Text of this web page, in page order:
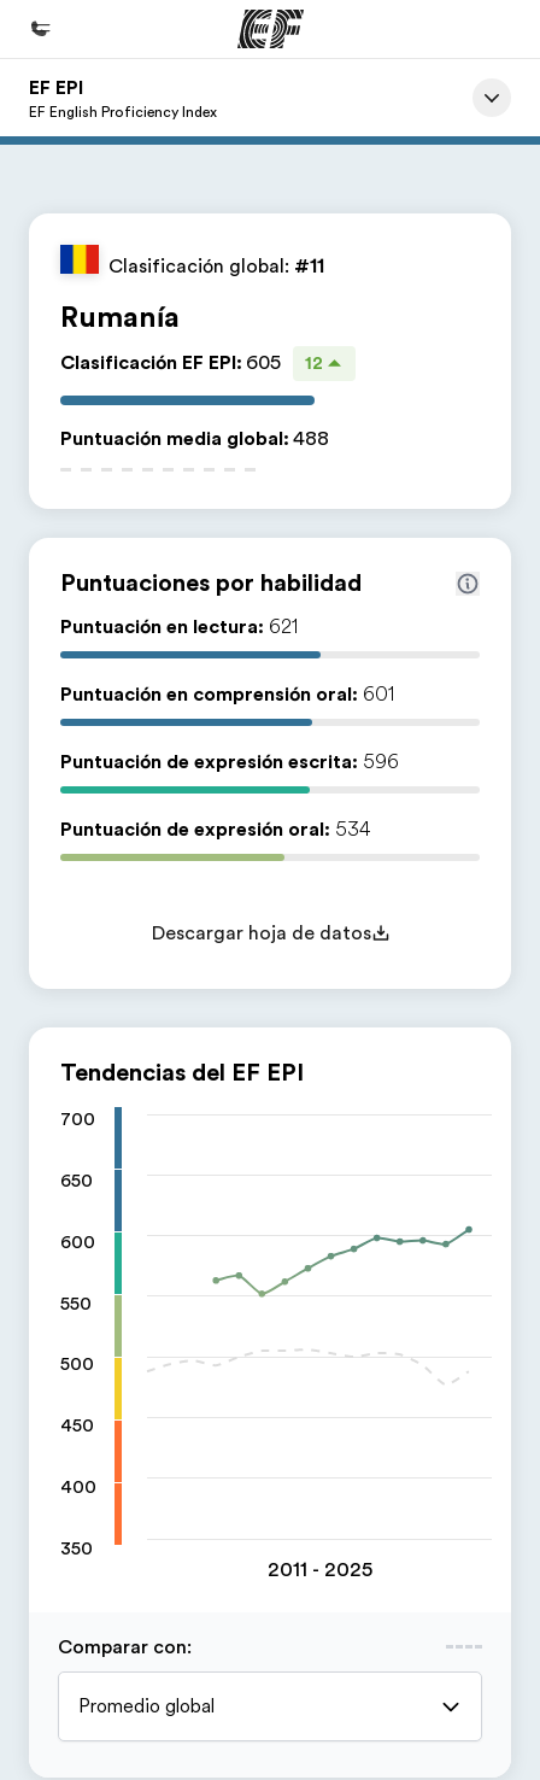
Inicio
Encuentra una oficina
Sobre nosotros
Trabajos
Únete al equipo
EF EPI
EF English Proficiency Index
Clasificación global: #11
Rumanía
Clasificación EF EPI: 605 12
Puntuación media global: 488
Puntuaciones por habilidad
Puntuación en lectura: 621
Puntuación en comprensión oral: 601
Puntuación de expresión escrita: 596
Puntuación de expresión oral: 534
Descargar hoja de datos
Tendencias del EF EPI
700
650
600
550
500
450
400
350
2011 - 2025
Comparar con:
Promedio global